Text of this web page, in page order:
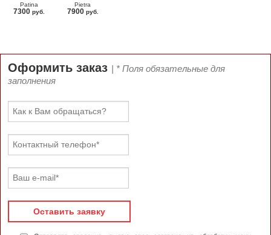
Patina
7300 руб.
Pietra
7900 руб.
Оформить заказ | * Поля обязательные для
заполнения
Оставить заявку